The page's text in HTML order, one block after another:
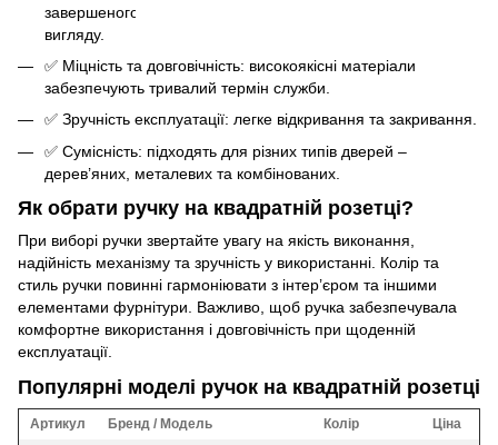
завершеного
вигляду.
✅ Міцність та довговічність: високоякісні матеріали
забезпечують тривалий термін служби.
✅ Зручність експлуатації: легке відкривання та закривання.
✅ Сумісність: підходять для різних типів дверей –
дерев’яних, металевих та комбінованих.
Як обрати ручку на квадратній розетці?
При виборі ручки звертайте увагу на якість виконання,
надійність механізму та зручність у використанні. Колір та
стиль ручки повинні гармоніювати з інтер’єром та іншими
елементами фурнітури. Важливо, щоб ручка забезпечувала
комфортне використання і довговічність при щоденній
експлуатації.
Популярні моделі ручок на квадратній розетці
Артикул Бренд / Модель Колір Ціна